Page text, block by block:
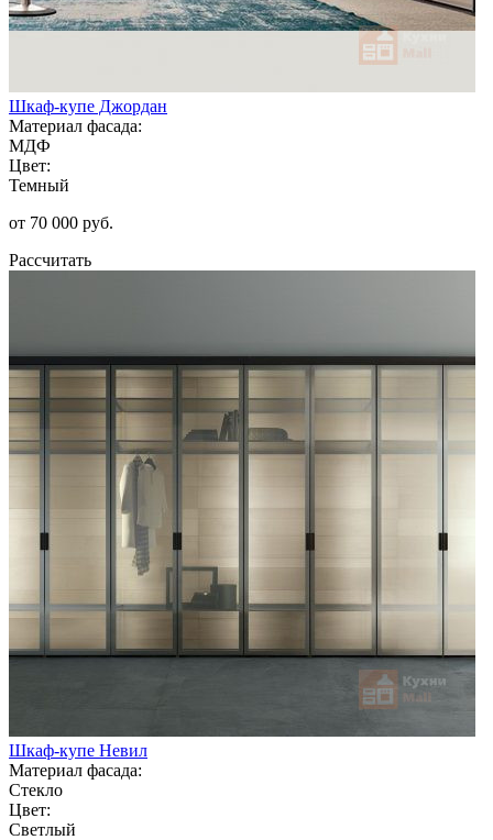
Шкаф-купе Джордан
Материал фасада:
МДФ
Цвет:
Темный
от 70 000 руб.
Рассчитать
Шкаф-купе Невил
Материал фасада:
Стекло
Цвет:
Светлый